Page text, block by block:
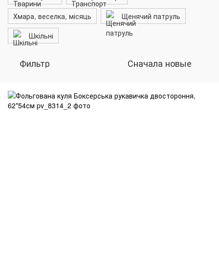
Хмара, веселка, місяць
Щенячий патруль
Шкільні
Фильтр Сначала новые